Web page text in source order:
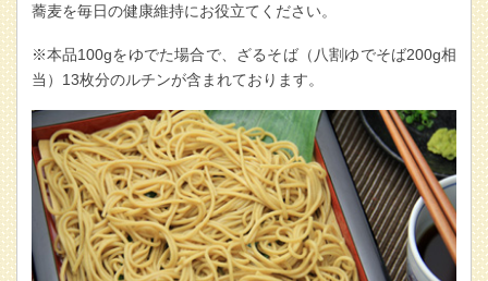
蕎麦を毎日の健康維持にお役立てください。
※本品100gをゆでた場合で、ざるそば（八割ゆでそば200g相
当）13枚分のルチンが含まれております。